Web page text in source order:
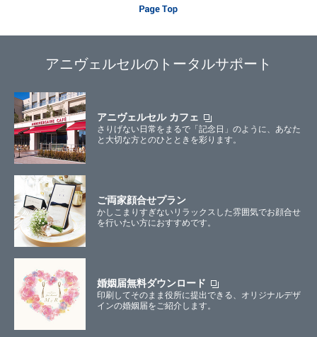
アニヴェルセルのトータルサポート
アニヴェルセル カフェ
さりげない日常をまるで「記念日」のように、あなた
と大切な方とのひとときを彩ります。
ご両家顔合せプラン
かしこまりすぎないリラックスした雰囲気でお顔合せ
を行いたい方におすすめです。
婚姻届無料ダウンロード
印刷してそのまま役所に提出できる、オリジナルデザ
インの婚姻届をご紹介します。